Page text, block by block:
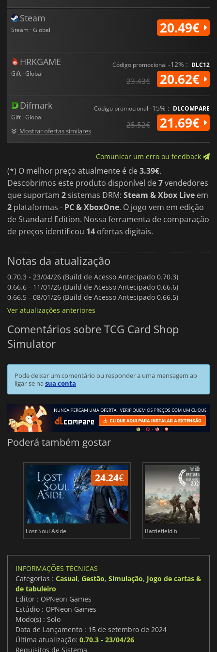
Steam
Steam · Global 20.49€
HRKGAME
Gift · Global
Código promocional -12% : DLC12
23.43€ 20.62€
Difmark
Gift · Global
Mostrar ofertas similares
Código promocional -15% : DLCOMPARE
25.52€ 21.69€
Comunicar um erro ou feedback
(*) O melhor preço atualmente é de3.39€.
Descobrimos este produto disponível de7vendedores
que suportam 2 sistemas DRM: Steam & Xbox Live em
2 plataformas - PC & XboxOne. O jogo vem em edição
de Standard Edition. Nossa ferramenta de comparação
de preços identificou 14 ofertas digitais.
Notas da atualização
0.70.3 - 23/04/26 (Build de Acesso Antecipado 0.70.3)
0.66.6 - 11/01/26 (Build de Acesso Antecipado 0.66.6)
0.66.5 - 08/01/26 (Build de Acesso Antecipado 0.66.5)
Ver atualizações anteriores
Comentários sobre TCG Card Shop
Simulator
Pode deixar um comentário ou responder a uma mensagem ao
ligar-se nasua conta
Poderá também gostar
24.24€
Lost Soul Aside Battlefield 6
INFORMAÇÕES TÉCNICAS
Categorias : Casual, Gestão, Simulação, Jogo de cartas &
de tabuleiro
Editor : OPNeon Games
Estúdio : OPNeon Games
Modo(s) : Solo
Data de Lançamento : 15 de setembro de 2024
Última atualização: 0.70.3 - 23/04/26
Requisitos de Sistema